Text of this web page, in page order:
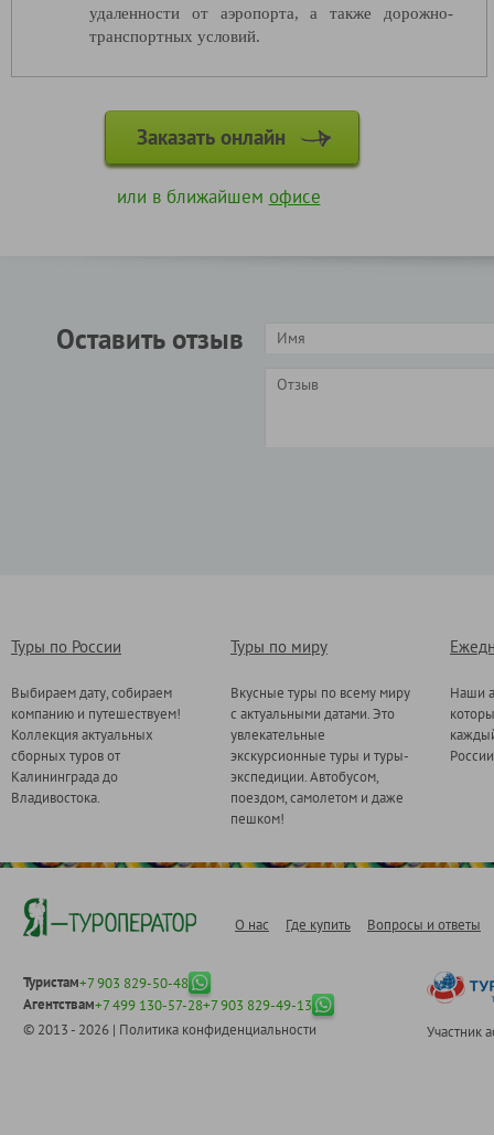
удаленности от аэропорта, а также дорожно-
транспортных условий.
Заказать онлайн
или в ближайшем офисе
Оставить отзыв
Туры по России
Выбираем дату, собираем
компанию и путешествуем!
Коллекция актуальных
сборных туров от
Калининграда до
Владивостока.
Туры по миру
Вкусные туры по всему миру
с актуальными датами. Это
увлекательные
экскурсионные туры и туры-
экспедиции. Автобусом,
поездом, самолетом и даже
пешком!
Наши
О нас Где купить Вопросы и ответы
Туристам+7 903 829-50-48
Агентствам+7 499 130-57-28+7 903 829-49-13
© 2013 - 2026 | Политика конфиденциальности Участник